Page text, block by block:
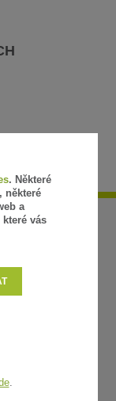
. Některé
některé
a
vás
.